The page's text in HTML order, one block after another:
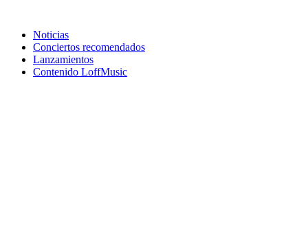
Noticias
Conciertos recomendados
Lanzamientos
Contenido LoffMusic